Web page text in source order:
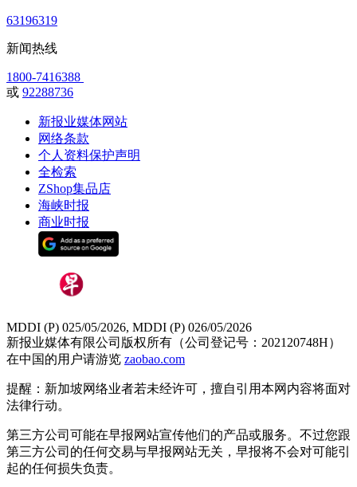
63196319
新闻热线
1800-7416388
或 92288736
新报业媒体网站
网络条款
个人资料保护声明
全检索
ZShop集品店
海峡时报
商业时报
MDDI (P) 025/05/2026, MDDI (P) 026/05/2026
新报业媒体有限公司版权所有（公司登记号：202120748H）
在中国的用户请游览 zaobao.com
提醒：新加坡网络业者若未经许可，擅自引用本网内容将面对
法律行动。
第三方公司可能在早报网站宣传他们的产品或服务。不过您跟
第三方公司的任何交易与早报网站无关，早报将不会对可能引
起的任何损失负责。